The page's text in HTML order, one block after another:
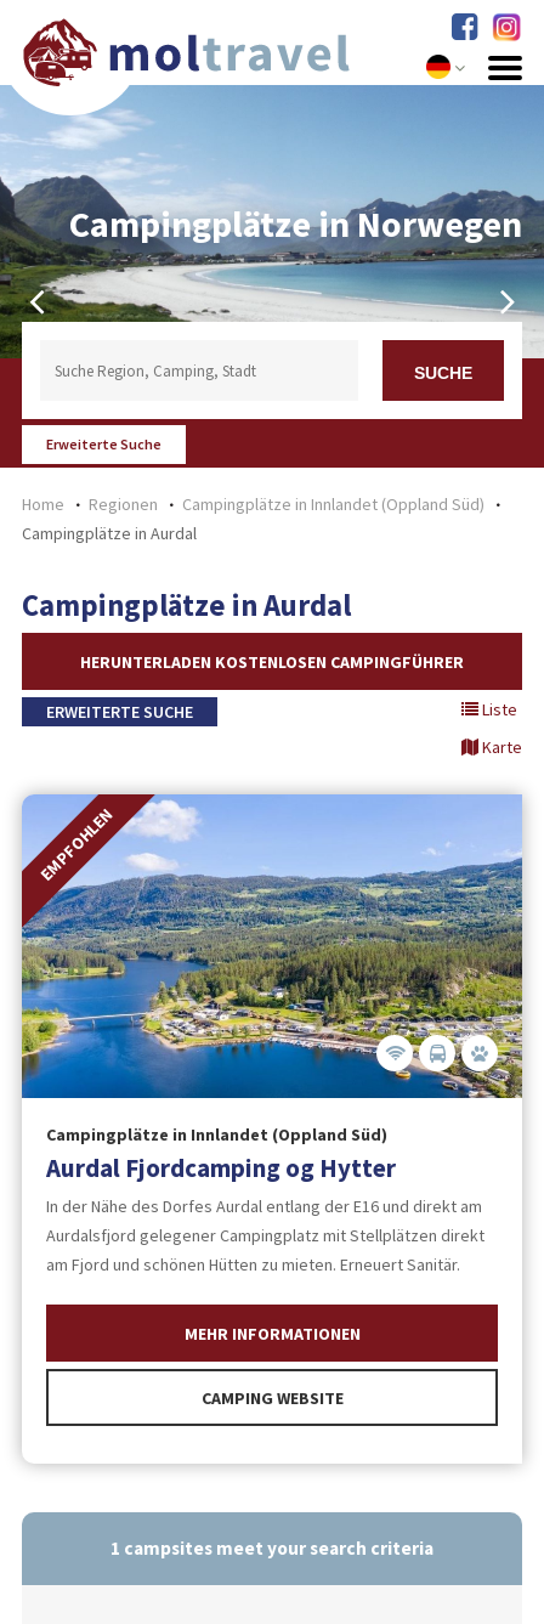
Campingplätze in Norwegen
Erweiterte Suche
Home Regionen
Campingplätze in Innlandet (Oppland Süd)
Campingplätze in Aurdal
Campingplätze in Aurdal
HERUNTERLADEN KOSTENLOSEN CAMPINGFÜHRER
ERWEITERTE SUCHE
Liste
Karte
EMPFOHLEN
Campingplätze in Innlandet (Oppland Süd)
Aurdal Fjordcamping og Hytter
In der Nähe des Dorfes Aurdal entlang der E16 und direkt am
Aurdalsfjord gelegener Campingplatz mit Stellplätzen direkt
am Fjord und schönen Hütten zu mieten. Erneuert Sanitär.
MEHR INFORMATIONEN
CAMPING WEBSITE
1 campsites meet your search criteria